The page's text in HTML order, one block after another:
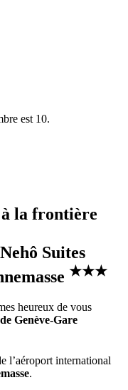
est 10.
à la frontière
Suites
★★★
heureux de vous
Genève-Gare
l’aéroport international
.